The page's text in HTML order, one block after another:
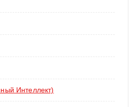
Интеллект)